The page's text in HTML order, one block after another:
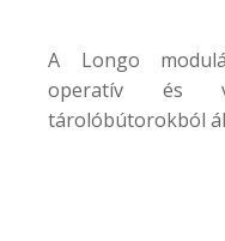
A Longo
operatív és
tárolóbútorokból